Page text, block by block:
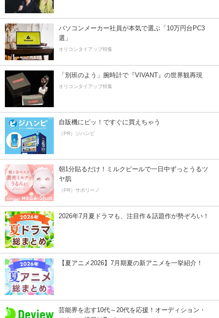
パソコンメーカー社員が本気で選ぶ「10万円台PC3
選」
オリコンタイアップ特集
「別班のよう」腕時計で『VIVANT』の世界観再現
オリコンタイアップ特集
自販機にピッ！ですぐに買えちゃう
（PR）ジハンピ
朝1分貼るだけ！ミルクピールで一日中ずっとうるツ
ヤ肌
（PR）サボリーノ
2026年7月夏ドラマも、注目作＆話題作が勢ぞろい！
【夏アニメ2026】7月期夏の新アニメを一挙紹介！
芸能界を志す10代～20代を応援！オーディション・